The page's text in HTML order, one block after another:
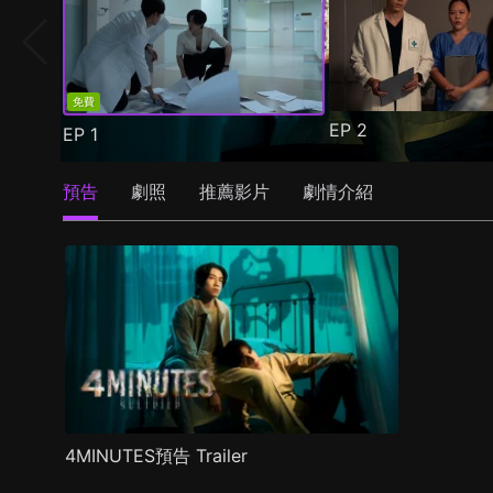
免費
EP 1 EP2
預告 劇照 推薦影片 劇情介紹
4MINUTES預告 Trailer